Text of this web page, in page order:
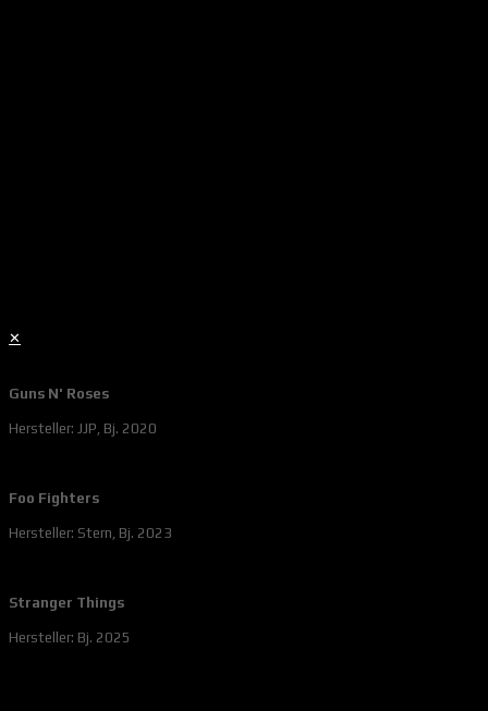
✕
Guns N' Roses
Hersteller: JJP, Bj. 2020
Foo Fighters
Hersteller: Stern, Bj. 2023
Stranger Things
Hersteller: Bj. 2025